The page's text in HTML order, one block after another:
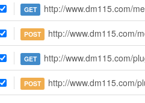
GET http://www.dm115.com/
POST http://www.dm115.com/
GET http://www.dm115.com/
POST http://www.dm115.com/